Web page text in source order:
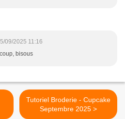
09/2025 11:16
bisous
Tutoriel Broderie - Cupcake
Septembre 2025 >